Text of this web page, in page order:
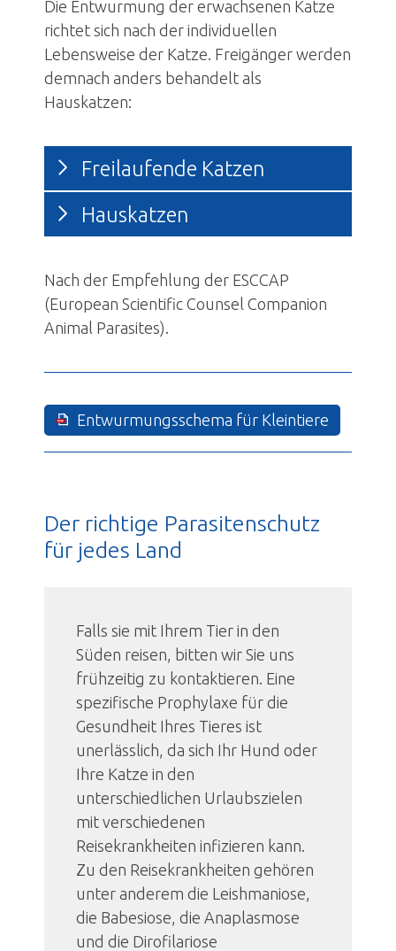
Die Entwurmung der erwachsenen Katze
richtet sich nach der individuellen
Lebensweise der Katze. Freigänger werden
demnach anders behandelt als
Hauskatzen:
Freilaufende Katzen
Hauskatzen
Nach der Empfehlung der ESCCAP
(European Scientific Counsel Companion
Animal Parasites).
Entwurmungsschema für Kleintiere
Der richtige Parasitenschutz
für jedes Land
Falls sie mit Ihrem Tier in den
Süden reisen, bitten wir Sie uns
frühzeitig zu kontaktieren. Eine
spezifische Prophylaxe für die
Gesundheit Ihres Tieres ist
unerlässlich, da sich Ihr Hund oder
Ihre Katze in den
unterschiedlichen Urlaubszielen
mit verschiedenen
Reisekrankheiten infizieren kann.
Zu den Reisekrankheiten gehören
unter anderem die Leishmaniose,
die Babesiose, die Anaplasmose
und die Dirofilariose